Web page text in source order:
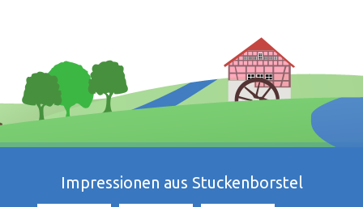
Impressionen aus Stuckenborstel